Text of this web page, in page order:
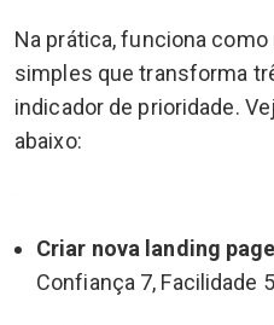
Na prática, funciona
simples que transforma
indicador de prioridade.
abaixo:
Criar nova landing page
Confiança 7, Facilidade